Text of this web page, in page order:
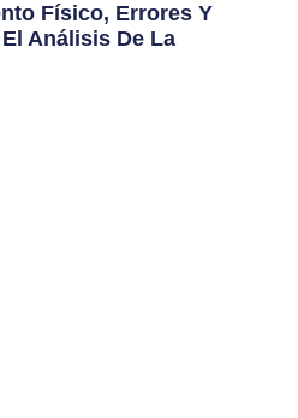
Físico, Errores Y
Análisis De La